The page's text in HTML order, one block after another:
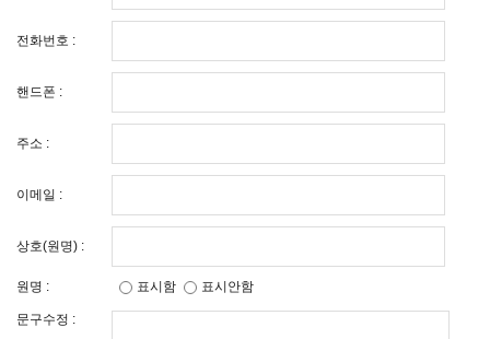
전화번호 :
핸드폰 :
주소 :
이메일 :
상호(원명) :
원명 : 표시함 표시안함
문구수정 :